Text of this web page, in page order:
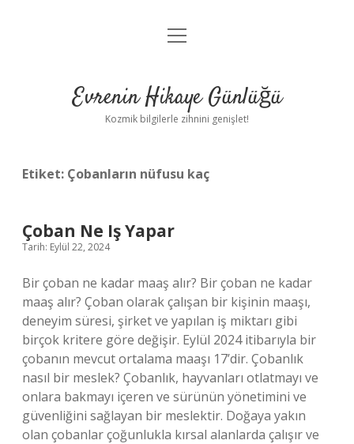
Anasayfa
Yasal Uyarı
menüyü
Evrenin Hikaye Günlüğü
Kozmik bilgilerle zihnini genişlet!
Etiket: Çobanların nüfusu kaç
Çoban Ne Iş Yapar
Tarih: Eylül 22, 2024
Bir çoban ne kadar maaş alır? Bir çoban ne kadar
maaş alır? Çoban olarak çalışan bir kişinin maaşı,
deneyim süresi, şirket ve yapılan iş miktarı gibi
birçok kritere göre değişir. Eylül 2024 itibarıyla bir
çobanın mevcut ortalama maaşı 17’dir. Çobanlık
nasıl bir meslek? Çobanlık, hayvanları otlatmayı ve
onlara bakmayı içeren ve sürünün yönetimini ve
güvenliğini sağlayan bir meslektir. Doğaya yakın
olan çobanlar çoğunlukla kırsal alanlarda çalışır ve